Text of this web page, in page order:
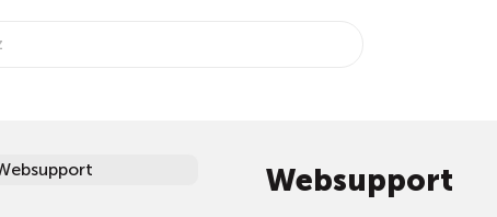
Websupport